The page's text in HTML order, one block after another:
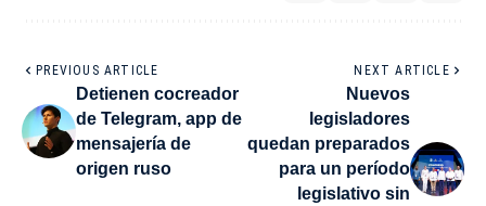
PREVIOUS ARTICLE
Detienen cocreador
de Telegram, app de
mensajería de
origen ruso
NEXT ARTICLE
Nuevos
legisladores
quedan preparados
para un período
legislativo sin